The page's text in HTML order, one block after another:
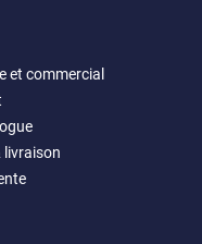
et commercial
livraison